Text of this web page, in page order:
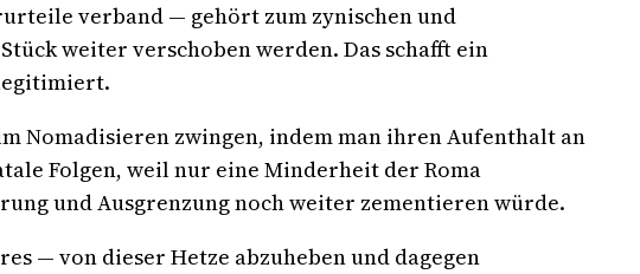
verband — gehört zum zynischen und
weiter verschoben werden. Das schafft ein
Nomadisieren zwingen, indem man ihren Aufenthalt an
Folgen, weil nur eine Minderheit der Roma
und Ausgrenzung noch weiter zementieren würde.
— von dieser Hetze abzuheben und dagegen